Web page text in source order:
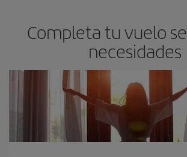
Completa tu vuelo
necesidades